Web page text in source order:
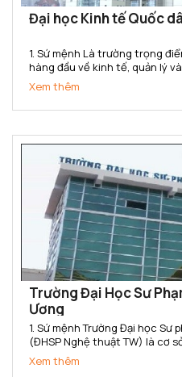
Đại học Kinh tế Quốc
1. Sứ mệnh Là trường trọng
hàng đầu về kinh tế, quản lý
thống các trường đại học của
tế Quốc dân có sứ mệnh cung
Xem thêm
Trường Đại Học Sư
Ương
1. Sứ mệnh Trường Đại học Sư
(ĐHSP Nghệ thuật TW) là cơ
nhân lực có trình độ đại học,
học, chuyển giao công nghệ
Xem thêm